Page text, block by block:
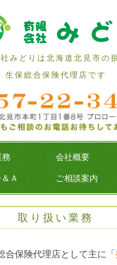
みどりは北海道北見市の
生保総合保険代理店です
務 会社概要
Ａ ご相談案内
取り扱い業務
合保険代理店として主に「